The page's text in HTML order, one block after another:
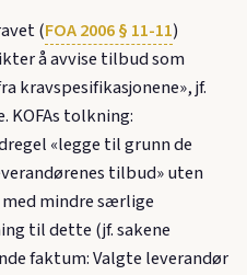
(FOA 2006 § 11-11)
å avvise tilbud som
kravspesifikasjonene», jf.
KOFAs tolkning:
«legge til grunn de
tilbud» uten
mindre særlige
til dette (jf. sakene
faktum: Valgte leverandør